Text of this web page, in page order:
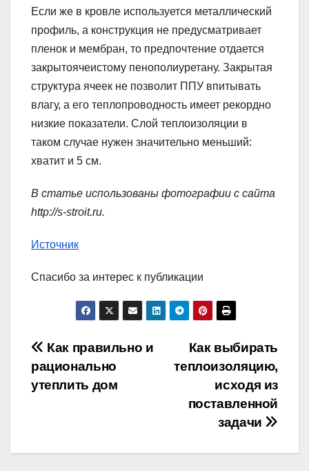
Если же в кровле используется металлический
профиль, а конструкция не предусматривает
пленок и мембран, то предпочтение отдается
закрытоячеистому пенополиуретану. Закрытая
структура ячеек не позволит ППУ впитывать
влагу, а его теплопроводность имеет рекордно
низкие показатели. Слой теплоизоляции в
таком случае нужен значительно меньший:
хватит и 5 см.
В статье использованы фотографии с сайта
http://s-stroit.ru.
Источник
Спасибо за интерес к публикации
Навигация
по
Как выбирать
теплоизоляцию,
исходя из
поставленной
задачи
Как правильно и
рационально
утеплить дом